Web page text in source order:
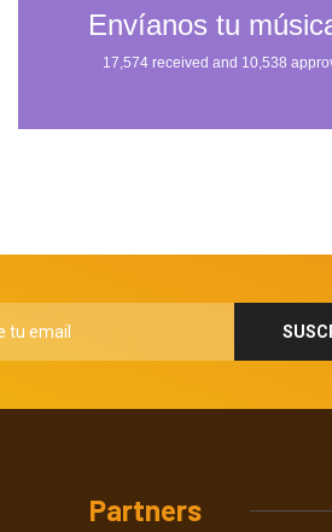
Partners